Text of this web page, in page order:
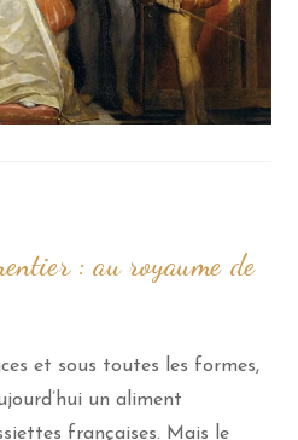
: au royaume de
et sous toutes les formes,
un aliment
françaises. Mais le